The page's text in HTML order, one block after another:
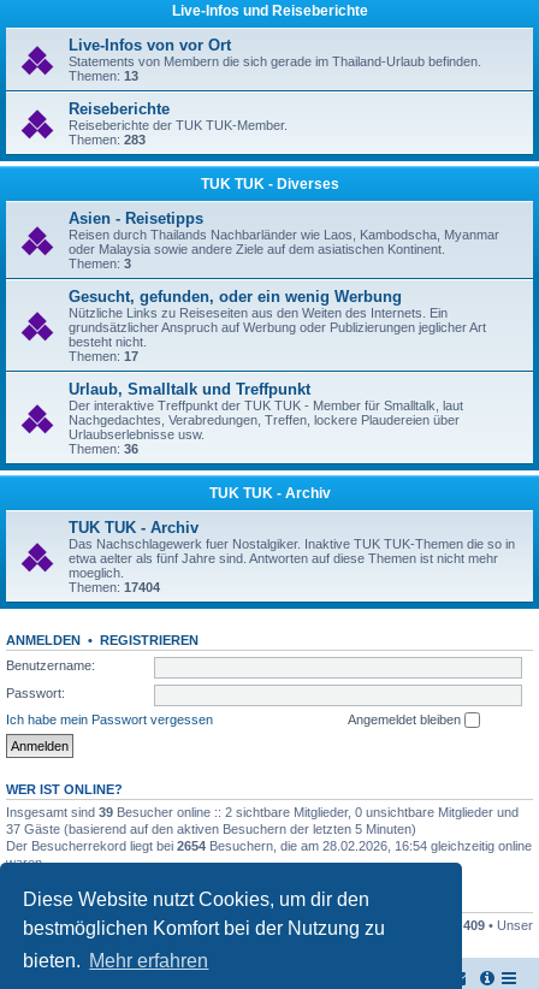
Diese Website nutzt Cookies, um dir den
bestmöglichen Komfort bei der Nutzung zu
bieten. Mehr erfahren
Live-Infos und Reiseberichte
Live-Infos von vor Ort
Statements von Membern die sich gerade im Thailand-Urlaub befinden.
Themen: 13
Reiseberichte
Reiseberichte der TUK TUK-Member.
Themen: 283
TUK TUK - Diverses
Asien - Reisetipps
Reisen durch Thailands Nachbarländer wie Laos, Kambodscha, Myanmar
oder Malaysia sowie andere Ziele auf dem asiatischen Kontinent.
Themen: 3
Gesucht, gefunden, oder ein wenig Werbung
Nützliche Links zu Reiseseiten aus den Weiten des Internets. Ein
grundsätzlicher Anspruch auf Werbung oder Publizierungen jeglicher Art
besteht nicht.
Themen: 17
Urlaub, Smalltalk und Treffpunkt
Der interaktive Treffpunkt der TUK TUK - Member für Smalltalk, laut
Nachgedachtes, Verabredungen, Treffen, lockere Plaudereien über
Urlaubserlebnisse usw.
Themen: 36
TUK TUK - Archiv
TUK TUK - Archiv
Das Nachschlagewerk fuer Nostalgiker. Inaktive TUK TUK-Themen die so in
etwa aelter als fünf Jahre sind. Antworten auf diese Themen ist nicht mehr
moeglich.
Themen: 17404
ANMELDEN • REGISTRIEREN
Benutzername:
Passwort:
Ich habe mein Passwort vergessen
Angemeldet bleiben
WER IST ONLINE?
Insgesamt sind 39 Besucher online :: 2 sichtbare Mitglieder, 0 unsichtbare Mitglieder und
37 Gäste (basierend auf den aktiven Besuchern der letzten 5 Minuten)
Der Besucherrekord liegt bei 2654 Besuchern, die am 28.02.2026, 16:54 gleichzeitig online
waren.
STATISTIK
Beiträge insgesamt161445• Themen insgesamt17948• Mitglieder insgesamt 409 • Unser
neuestes Mitglied: